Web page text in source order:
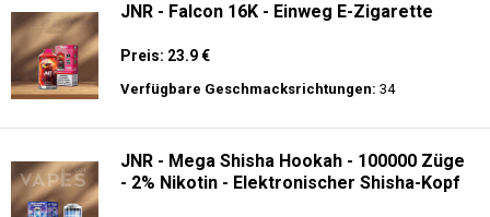
JNR - Falcon 16K - Einweg E-Zigarette
Preis: 23.9 €
Verfügbare Geschmacksrichtungen: 34
JNR - Mega Shisha Hookah - 100000 Züge
- 2% Nikotin - Elektronischer Shisha-Kopf